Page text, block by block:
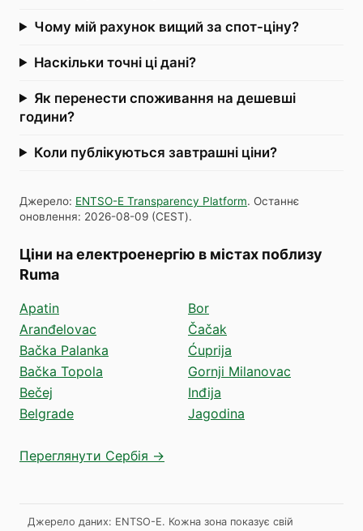
Чому мій рахунок вищий за спот-ціну?
Наскільки точні ці дані?
Як перенести споживання на дешевші
години?
Коли публікуються завтрашні ціни?
Джерело: ENTSO-E Transparency Platform. Останнє
оновлення: 2026-08-09 (CEST).
Ціни на електроенергію в містах поблизу
Ruma
Apatin
Aranđelovac
Bačka Palanka
Bačka Topola
Bečej
Belgrade
Bor
Čačak
Ćuprija
Gornji Milanovac
Inđija
Jagodina
Переглянути Сербія →
Джерело даних: ENTSO-E. Кожна зона показує свій